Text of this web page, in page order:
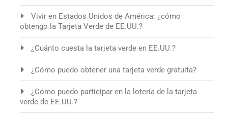
Vivir en Estados Unidos de América: ¿cómo
obtengo la Tarjeta Verde de EE.UU.?
¿Cuánto cuesta la tarjeta verde en EE.UU.?
¿Cómo puedo obtener una tarjeta verde gratuita?
¿Cómo puedo participar en la lotería de la tarjeta
verde de EE.UU.?